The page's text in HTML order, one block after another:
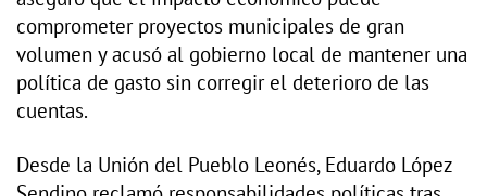
comprometer proyectos municipales de gran
volumen y acusó al gobierno local de mantener una
política de gasto sin corregir el deterioro de las
cuentas.
Desde la Unión del Pueblo Leonés, Eduardo López